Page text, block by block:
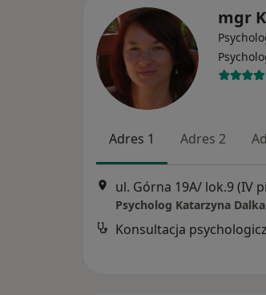
mgr
Adres 1 Adres 2
ul. Górna 19A/ lok.9 (IV
Psycholog Katarzyna Dalka
Konsultacja